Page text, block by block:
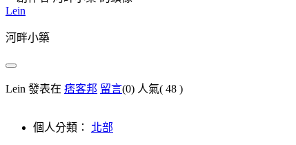
Lein
河畔小築
Lein 發表在 痞客邦 留言(0) 人氣( 48 )
個人分類： 北部